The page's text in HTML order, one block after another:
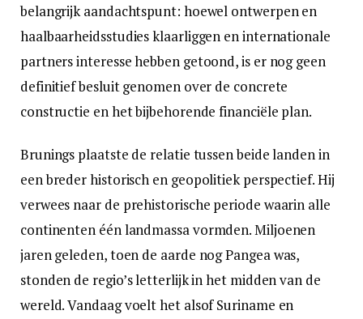
belangrijk aandachtspunt: hoewel ontwerpen en
haalbaarheidsstudies klaarliggen en internationale
partners interesse hebben getoond, is er nog geen
definitief besluit genomen over de concrete
constructie en het bijbehorende financiële plan.
Brunings plaatste de relatie tussen beide landen in
een breder historisch en geopolitiek perspectief. Hij
verwees naar de prehistorische periode waarin alle
continenten één landmassa vormden. Miljoenen
jaren geleden, toen de aarde nog Pangea was,
stonden de regio’s letterlijk in het midden van de
wereld. Vandaag voelt het alsof Suriname en